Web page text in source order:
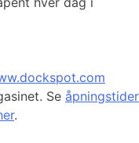
Se åpningstider
.